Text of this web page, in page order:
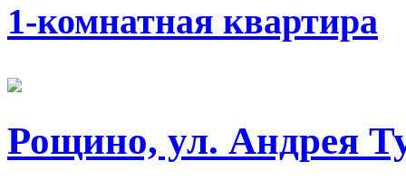
1-комнатная квартира
Рощино, ул. Андрея